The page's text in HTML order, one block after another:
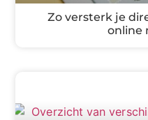
Zo versterk je
online